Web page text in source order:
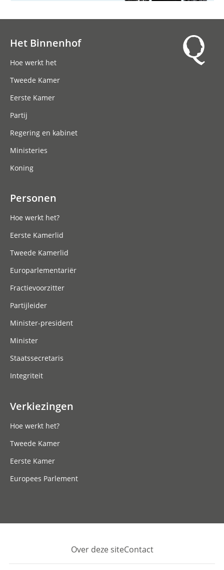
Het Binnenhof
Hoe werkt het
Tweede Kamer
Eerste Kamer
Partij
Regering en kabinet
Ministeries
Koning
Personen
Hoe werkt het?
Eerste Kamerlid
Tweede Kamerlid
Europarlementariër
Fractievoorzitter
Partijleider
Minister-president
Minister
Staatssecretaris
Integriteit
Verkiezingen
Hoe werkt het?
Tweede Kamer
Eerste Kamer
Europees Parlement
Footer
Over deze siteContact